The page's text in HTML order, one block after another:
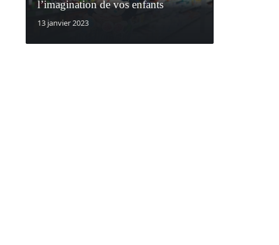
l’imagination de vos enfants
13 janvier 2023